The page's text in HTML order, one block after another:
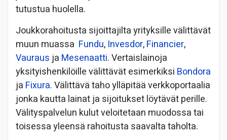
tutustua huolella.
Joukkorahoitusta sijoittajilta yrityksille välittävät
muun muassa Fundu, Invesdor,Financier,
Vauraus ja Mesenaatti. Vertaislainoja
yksityishenkilöille välittävät esimerkiksi Bondora
ja Fixura.Välittävä taho ylläpitää verkkoportaalia
jonka kautta lainat ja sijoitukset löytävät perille.
Välityspalvelun kulut veloitetaan muodossa tai
toisessa yleensä rahoitusta saavalta taholta.